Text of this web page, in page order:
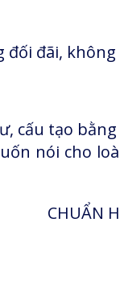
đãi,
cấu tạo
nói cho
CHUẨN